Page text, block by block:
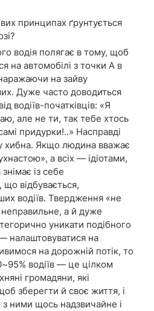
принципах ґрунтується
водія полягає в тому, щоб
на автомобілі з точки А в
на зайву
Дуже часто доводиться
водіїв-початківців: «Я
але не ти, так тебе хтось
придурки!..» Насправді
хибна. Якщо людина вважає
а всіх — ідіотами,
із себе
що відбувається,
водіїв. Твердження «не
а й дуже
уникати подібного
налаштовуватися на
на дорожній потік, то
водіїв — це цілком
громадяни, які
зберегти й своє життя, і
ними щось надзвичайне і